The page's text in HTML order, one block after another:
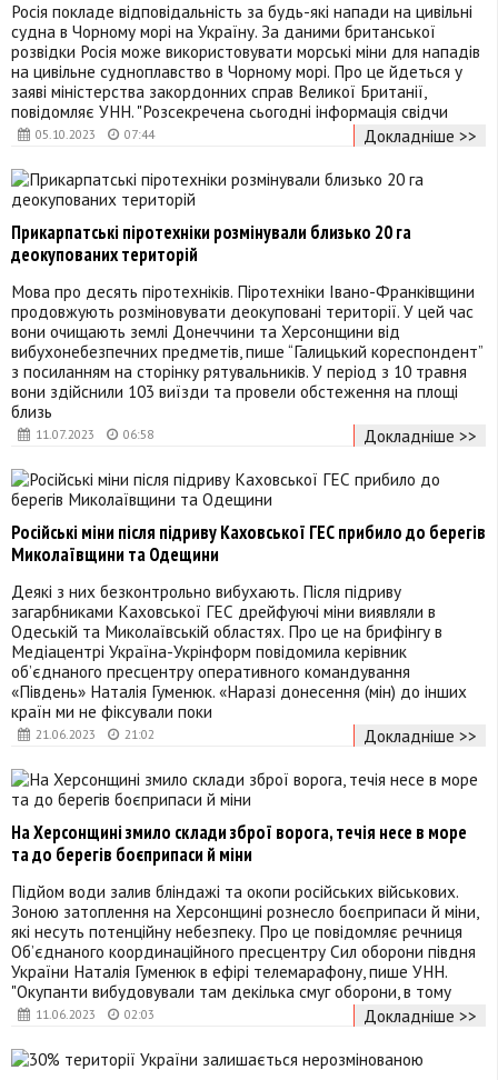
05.10.2023 07:44
Росія покладе відповідальність за будь-які напади на цивільні
судна в Чорному морі на Україну. За даними британської
розвідки Росія може використовувати морські міни для нападів
на цивільне судноплавство в Чорному морі. Про це йдеться у
заяві міністерства закордонних справ Великої Британії,
повідомляє УНН. "Розсекречена сьогодні інформація свідчи
Докладніше >>
11.07.2023 06:58
Прикарпатські піротехніки розмінували близько 20 га
деокупованих територій
Мова про десять піротехніків. Піротехніки Івано-Франківщини
продовжують розміновувати деокуповані території. У цей час
вони очищають землі Донеччини та Херсонщини від
вибухонебезпечних предметів, пише “Галицький кореспондент”
з посиланням на сторінку рятувальників. У період з 10 травня
вони здійснили 103 виїзди та провели обстеження на площі
близь
Докладніше >>
21.06.2023 21:02
Російські міни після підриву Каховської ГЕС прибило до берегів
Миколаївщини та Одещини
Деякі з них безконтрольно вибухають. Після підриву
загарбниками Каховської ГЕС дрейфуючі міни виявляли в
Одеській та Миколаївській областях. Про це на брифінгу в
Медіацентрі Україна-Укрінформ повідомила керівник
об’єднаного пресцентру оперативного командування
«Південь» Наталія Гуменюк. «Наразі донесення (мін) до інших
країн ми не фіксували поки
Докладніше >>
11.06.2023 02:03
На Херсонщині змило склади зброї ворога, течія несе в море
та до берегів боєприпаси й міни
Підйом води залив бліндажі та окопи російських військових.
Зоною затоплення на Херсонщині рознесло боєприпаси й міни,
які несуть потенційну небезпеку. Про це повідомляє речниця
Об’єднаного координаційного пресцентру Сил оборони півдня
України Наталія Гуменюк в ефірі телемарафону, пише УНН.
"Окупанти вибудовували там декілька смуг оборони, в тому
Докладніше >>